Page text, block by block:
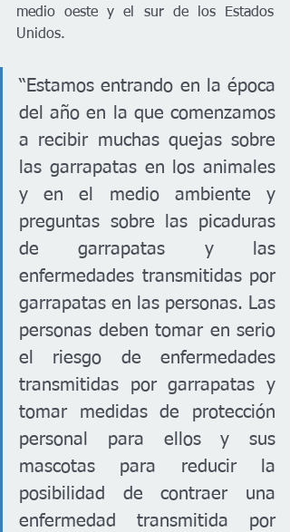
medio oeste y el sur de los Estados
Unidos.
“Estamos entrando en la época
del año en la que comenzamos
a recibir muchas quejas sobre
las garrapatas en los animales
y en el medio ambiente y
preguntas sobre las picaduras
de garrapatas y las
enfermedades transmitidas por
garrapatas en las personas. Las
personas deben tomar en serio
el riesgo de enfermedades
transmitidas por garrapatas y
tomar medidas de protección
personal para ellos y sus
mascotas para reducir la
posibilidad de contraer una
enfermedad transmitida por